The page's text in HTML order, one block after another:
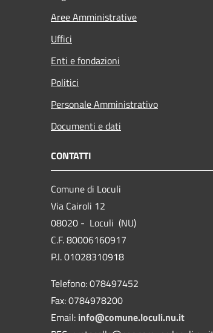
Aree Amministrative
Uffici
Enti e fondazioni
Politici
Personale Amministrativo
Documenti e dati
CONTATTI
Comune di Loculi
Via Cairoli 12
08020 - Loculi (NU)
C.F. 80006160917
P.I. 01028310918
Telefono: 078497452
Fax: 0784978200
Email: info@comune.loculi.nu.it